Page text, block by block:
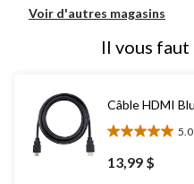
Voir d'autres magasins
Il vous
Câble HDMI
5.0
5.0
étoile(s)
sur
13,99 $